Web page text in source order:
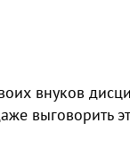
внуков
выговорить